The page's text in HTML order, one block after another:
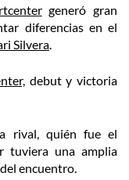
generó gran
diferencias en el
Silvera.
debut y victoria
rival, quién fue el
tuviera una amplia
encuentro.